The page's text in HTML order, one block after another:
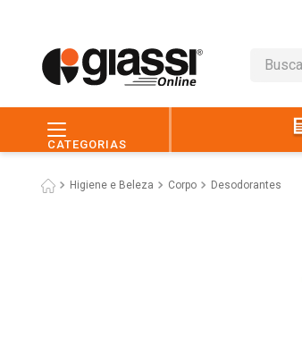
Busca
CATEGORIAS
Higiene e Beleza Corpo Desodorantes
3º